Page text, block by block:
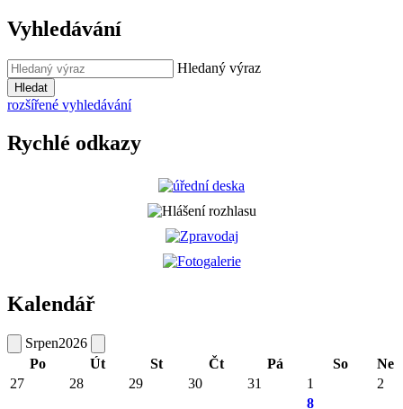
Vyhledávání
Hledaný výraz
Hledat
rozšířené vyhledávání
Rychlé odkazy
Kalendář
Srpen2026
Po
Út St Čt Pá So
Ne
27
28 29 30 31 1 2
8